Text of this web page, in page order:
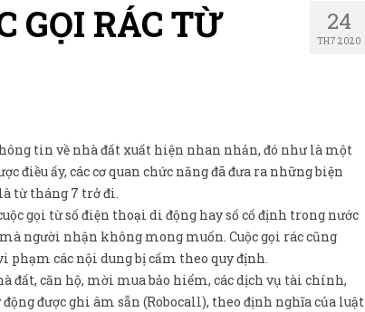
24
TH7 2020
GỌI RÁC TỪ
tin về nhà đất xuất hiện nhan nhản, đó như là một
điều ấy, các cơ quan chức năng đã đưa ra những biện
từ tháng 7 trở đi.
gọi từ số điện thoại di động hay số cố định trong nước
người nhận không mong muốn. Cuộc gọi rác cũng
phạm các nội dung bị cấm theo quy định.
đất, căn hộ, mời mua bảo hiểm, các dịch vụ tài chính,
được ghi âm sẵn (Robocall), theo định nghĩa của luật